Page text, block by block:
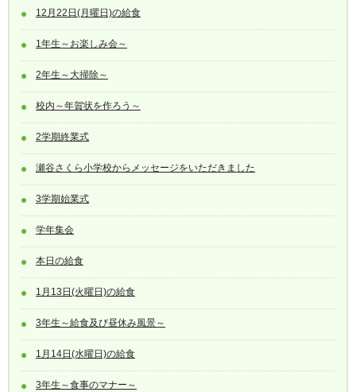
12月22日(月曜日)の給食
1年生～お楽しみ会～
2年生～大掃除～
校内～年賀状を作ろう～
2学期終業式
瀬谷さくら小学校からメッセージをいただきました
3学期始業式
学年集会
本日の給食
1月13日(火曜日)の給食
3年生～給食及び昼休み風景～
1月14日(水曜日)の給食
3年生～食事のマナー～